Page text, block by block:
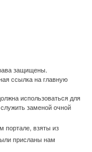
защищены.
ссылка на главную
использоваться для
заменой очной
портале, взяты из
присланы нам